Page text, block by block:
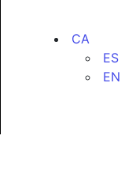
CA
ES
EN